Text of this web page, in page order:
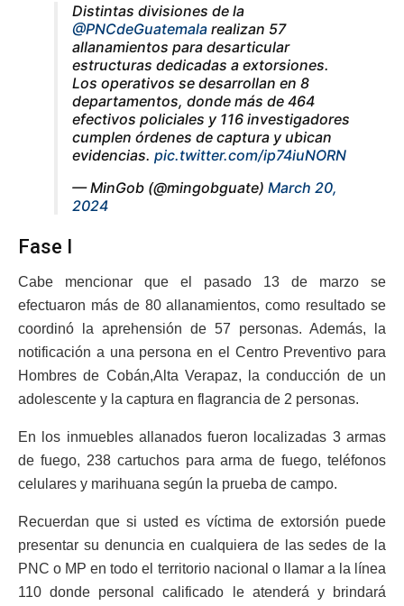
Distintas divisiones de la
@PNCdeGuatemala realizan 57
allanamientos para desarticular
estructuras dedicadas a extorsiones.
Los operativos se desarrollan en 8
departamentos, donde más de 464
efectivos policiales y 116 investigadores
cumplen órdenes de captura y ubican
evidencias. pic.twitter.com/ip74iuNORN
— MinGob (@mingobguate) March 20,
2024
Fase I
Cabe mencionar que el pasado 13 de marzo se
efectuaron más de 80 allanamientos, como resultado se
coordinó la aprehensión de 57 personas. Además, la
notificación a una persona en el Centro Preventivo para
Hombres de Cobán,Alta Verapaz, la conducción de un
adolescente y la captura en flagrancia de 2 personas.
En los inmuebles allanados fueron localizadas 3 armas
de fuego, 238 cartuchos para arma de fuego, teléfonos
celulares y marihuana según la prueba de campo.
Recuerdan que si usted es víctima de extorsión puede
presentar su denuncia en cualquiera de las sedes de la
PNC o MP en todo el territorio nacional o llamar a la línea
110 donde personal calificado le atenderá y brindará